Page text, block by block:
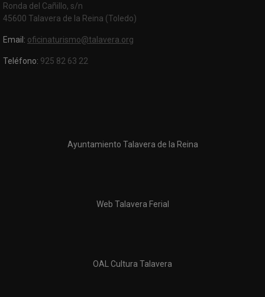
Ronda del Cañillo, s/n
45600 Talavera de la Reina (Toledo)
Email: oficinaturismo@talavera.org
Teléfono: 925 82 63 22
Ayuntamiento Talavera de la Reina
Web Talavera Ferial
OAL Cultura Talavera